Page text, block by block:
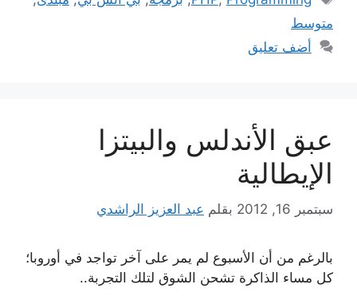
متوسط
أضف تعليق
عبق الأندلس والبيتزا
الإيطالية
سبتمبر 16, 2012 بقلم عبد العزيز الراشدي
بالرغم من أن الأسبوع لم يمر على آخر تواجد في أوروبا؛
كل مساء الذاكرة تشحن الشوق لتلك التجربة..